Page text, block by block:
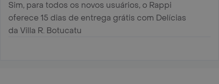
Sim, para todos os novos usuários, o Rappi
oferece 15 dias de entrega grátis com Delícias
da Villa R. Botucatu